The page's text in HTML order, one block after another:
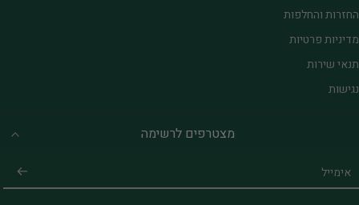
החזרות והחלפות
מדיניות פרטיות
תנאי שירות
נגישות
מצטרפים לרשימה
אימייל